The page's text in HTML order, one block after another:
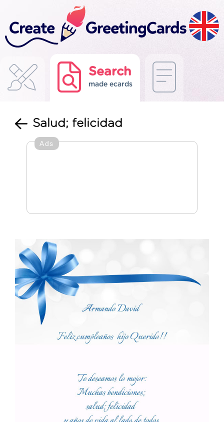
Search
made ecards
Salud; felicidad
Ads